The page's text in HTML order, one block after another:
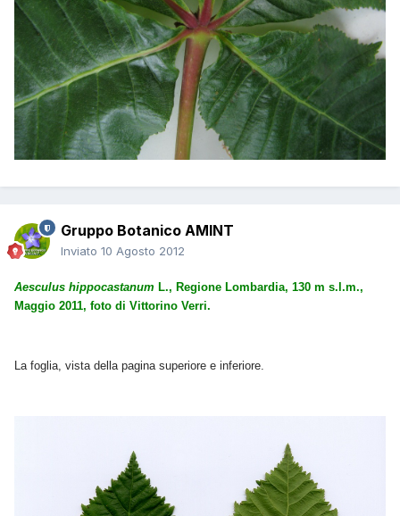
Gruppo Botanico AMINT
Inviato 10 Agosto 2012
Aesculus hippocastanum L., Regione Lombardia, 130 m s.l.m.,
Maggio 2011, foto di Vittorino Verri.
La foglia, vista della pagina superiore e inferiore.